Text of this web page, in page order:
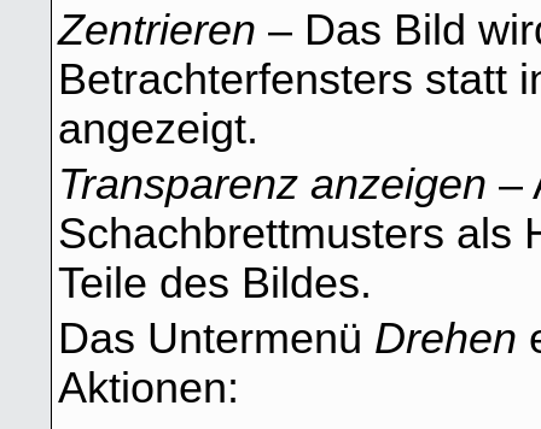
Zentrieren – Das Bild
Betrachterfensters statt
angezeigt.
Transparenz anzeigen –
Schachbrettmusters als
Teile des Bildes.
Das Untermenü Drehen
Aktionen: